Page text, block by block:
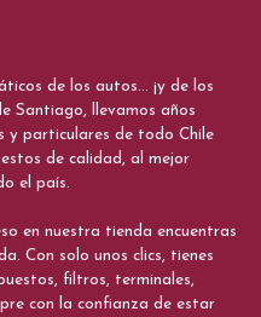
de los autos... ¡y de los
Santiago, llevamos años
y particulares de todo Chile
de calidad, al mejor
el país.
en nuestra tienda encuentras
Con solo unos clics, tienes
filtros, terminales,
con la confianza de estar